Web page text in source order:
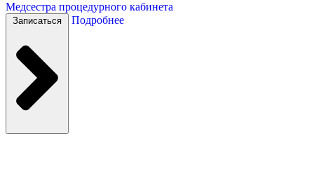
Медсестра процедурного кабинета
Записаться Подробнее